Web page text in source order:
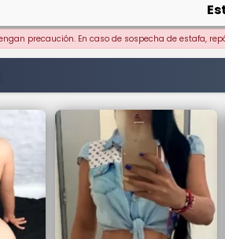
precaución. En caso de sospecha de estafa,